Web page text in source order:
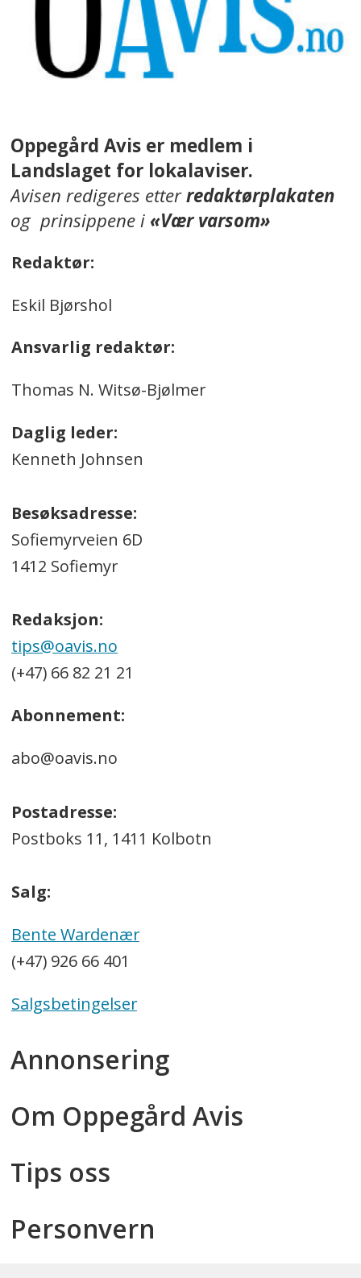
Oppegård Avis er medlem i
Landslaget for lokalaviser.
Avisen redigeres etterredaktørplakaten
og prinsippene i«Vær varsom»
Redaktør:
Eskil Bjørshol
Ansvarlig redaktør:
Thomas N. Witsø-Bjølmer
Daglig leder:
Kenneth Johnsen
Besøksadresse:
Sofiemyrveien 6D
1412 Sofiemyr
Redaksjon:
tips@oavis.no
(+47) 66 82 21 21
Abonnement:
abo@oavis.no
Postadresse:
Postboks 11, 1411 Kolbotn
Salg:
Bente Wardenær
(+47) 926 66 401
Salgsbetingelser
Annonsering
Om Oppegård Avis
Tips oss
Personvern